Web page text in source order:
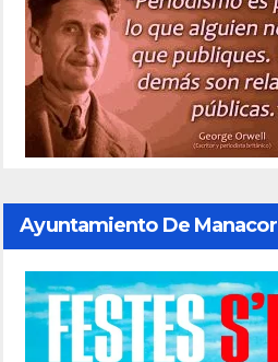
Ayuntamiento De Manacor